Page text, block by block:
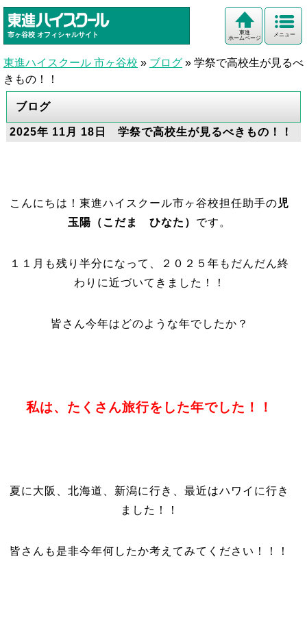
市ヶ谷校 オフィシャルサイト メニュー
東進
ホームページ
東進ハイスクール 市ヶ谷校 » ブログ » 学祭で高校生が見るべ
きもの！！
ブログ
2025年 11月 18日 学祭で高校生が見るべきもの！！
こんにちは！東進ハイスクール市ヶ谷校担任助手の 児
玉陽（こだま ひなた） です。
１１月も残り半分になって、２０２５年もだんだん終
わりに近づいてきました！！
皆さん今年はどのような年でしたか？
私は、たくさん旅行をした年でした！！
夏に大阪、北海道、新潟に行き、最近はハワイに行き
ました！！
皆さんも是非今年何したか考えてみてください！！！